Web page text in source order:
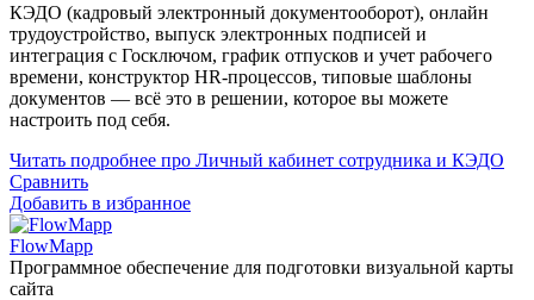
КЭДО (кадровый электронный документооборот), онлайн
трудоустройство, выпуск электронных подписей и
интеграция с Госключом, график отпусков и учет рабочего
времени, конструктор HR-процессов, типовые шаблоны
документов — всё это в решении, которое вы можете
настроить под себя.
Читать подробнее про Личный кабинет сотрудника и КЭДО
Сравнить
Добавить в избранное
FlowMapp
Программное обеспечение для подготовки визуальной карты
сайта